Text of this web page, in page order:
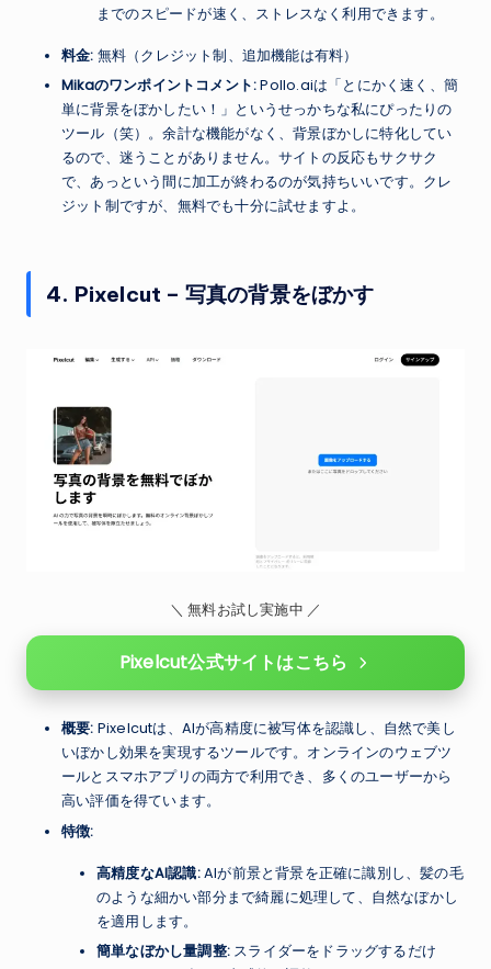
までのスピードが速く、ストレスなく利用できます。
料金: 無料（クレジット制、追加機能は有料）
Mikaのワンポイントコメント:Pollo.aiは「とにかく速く、簡
単に背景をぼかしたい！」というせっかちな私にぴったりの
ツール（笑）。余計な機能がなく、背景ぼかしに特化してい
るので、迷うことがありません。サイトの反応もサクサク
で、あっという間に加工が終わるのが気持ちいいです。クレ
ジット制ですが、無料でも十分に試せますよ。
4. Pixelcut – 写真の背景をぼかす
＼ 無料お試し実施中 ／
Pixelcut公式サイトはこちら
概要: Pixelcutは、AIが高精度に被写体を認識し、自然で美し
いぼかし効果を実現するツールです。オンラインのウェブツ
ールとスマホアプリの両方で利用でき、多くのユーザーから
高い評価を得ています。
特徴:
高精度なAI認識:AIが前景と背景を正確に識別し、髪の毛
のような細かい部分まで綺麗に処理して、自然なぼかし
を適用します。
簡単なぼかし量調整: スライダーをドラッグするだけ